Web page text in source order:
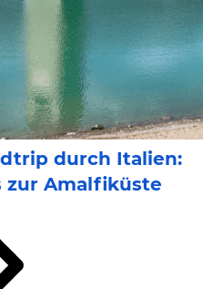
durch Italien:
zur Amalfiküste